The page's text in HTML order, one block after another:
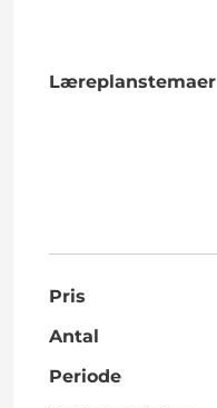
Læreplanstemaer
Pris
Antal
Periode